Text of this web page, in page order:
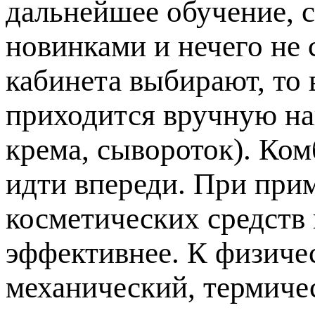
дальнейшее обучение,
новинками и нечего
кабинета выбирают, то
приходится вручную
крема, сывороток).
идти впереди. При
косметических
эффективнее. К
механический,